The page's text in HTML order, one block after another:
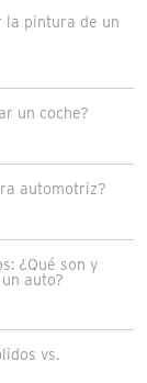
la pintura de un
un coche?
automotriz?
¿Qué son y
auto?
vs.